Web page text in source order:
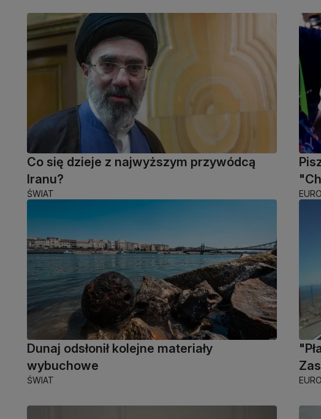
Co się dzieje z najwyższym przywódcą
Iranu?
ŚWIAT
Dunaj odsłonił kolejne materiały
wybuchowe
ŚWIAT